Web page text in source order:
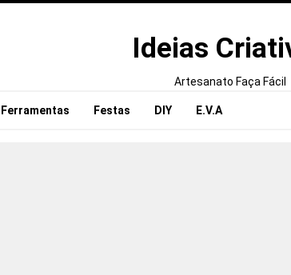
Ideias
Artesanato Faça Fácil
Ferramentas Festas DIY E.V.A